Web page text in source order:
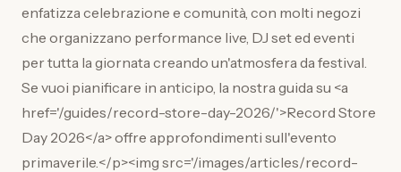
enfatizza celebrazione e comunità, con molti negozi
che organizzano performance live, DJ set ed eventi
per tutta la giornata creando un'atmosfera da festival.
Se vuoi pianificare in anticipo, la nostra guida su <a
href='/guides/record-store-day-2026/'>Record Store
Day 2026</a> offre approfondimenti sull'evento
primaverile.</p><img src='/images/articles/record-